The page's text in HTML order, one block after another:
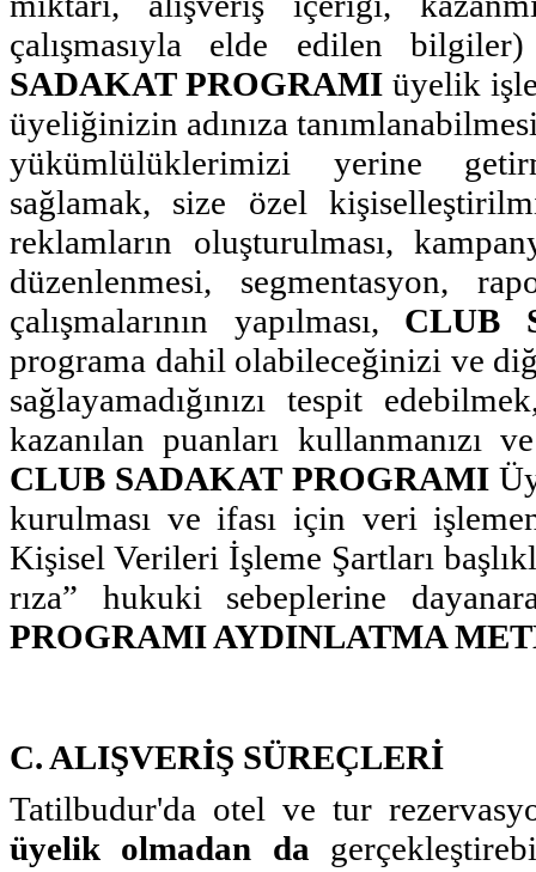
çalışmasıyla elde edilen
SADAKAT PROGRAMI üyelik
üyeliğinizin adınıza
yükümlülüklerimizi yerine
sağlamak, size özel
reklamların oluşturulması,
düzenlenmesi, segmentasyon,
çalışmalarının yapılması, CLUB
programa dahil olabileceğinizi ve
sağlayamadığınızı tespit
kazanılan puanları kullanmanızı
CLUB SADAKAT PROGRAMI
kurulması ve ifası için veri
Kişisel Verileri İşleme Şartları
rıza” hukuki sebeplerine
PROGRAMI AYDINLATMA
C. ALIŞVERİŞ SÜREÇLERİ
Tatilbudur'da otel ve tur
üyelik olmadan da